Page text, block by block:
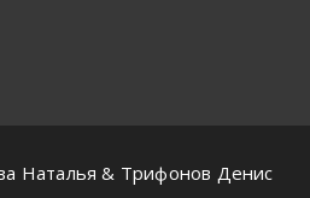
Наталья & Трифонов Денис